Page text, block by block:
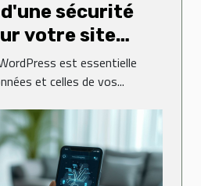
sécurité
votre site
est essentielle
et celles de vos...